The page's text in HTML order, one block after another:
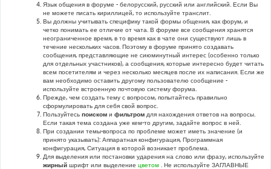
Язык общения в форуме - белорусский, русский или английский. Если Вы
не можете писать кириллицей, то используйте транслит.
Вы должны учитывать специфику такой формы общения, как форум, и
четко понимать ее отличие от чата. В форуме все сообщения хранятся
неограниченное время, в то время как в чате они существуют лишь в
течение нескольких часов. Поэтому в форуме принято создавать
сообщения, представляющие не сиюминутный интерес (особенно только
для отдельных участников), а сообщения, которые интересно будет читать
всем посетителям и через несколько месяцев после их написания. Если же
вам необходимо оставить другому пользователю сообщение -
используйте встроенную почтовую систему форума.
Прежде, чем создать тему с вопросом, попытайтесь правильно
сформулировать для себя свой вопрос.
Пользуйтесь поиском и фильтром для нахождения ответов на вопросы.
Если такая тема создана уже кем-то другим, задайте вопрос в ней.
При создании темы-вопроса по проблеме может иметь значение (и
принято указывать): Аппаратная конфигурация, Программная
конфигурация, Ситуация в которой возникает проблема.
Для выделения или постановки ударения на слово или фразу, используйте
жирный шрифт или выделение цветом . Не используйте ЗАГЛАВНЫЕ